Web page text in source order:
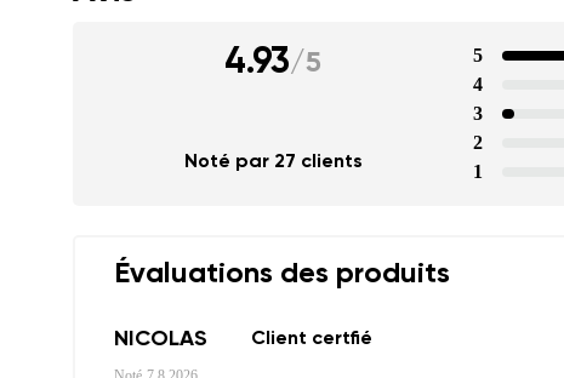
4.93/5
Noté par 27 clients
5
4
3
2
1
Évaluations des produits
NICOLAS Client certfié